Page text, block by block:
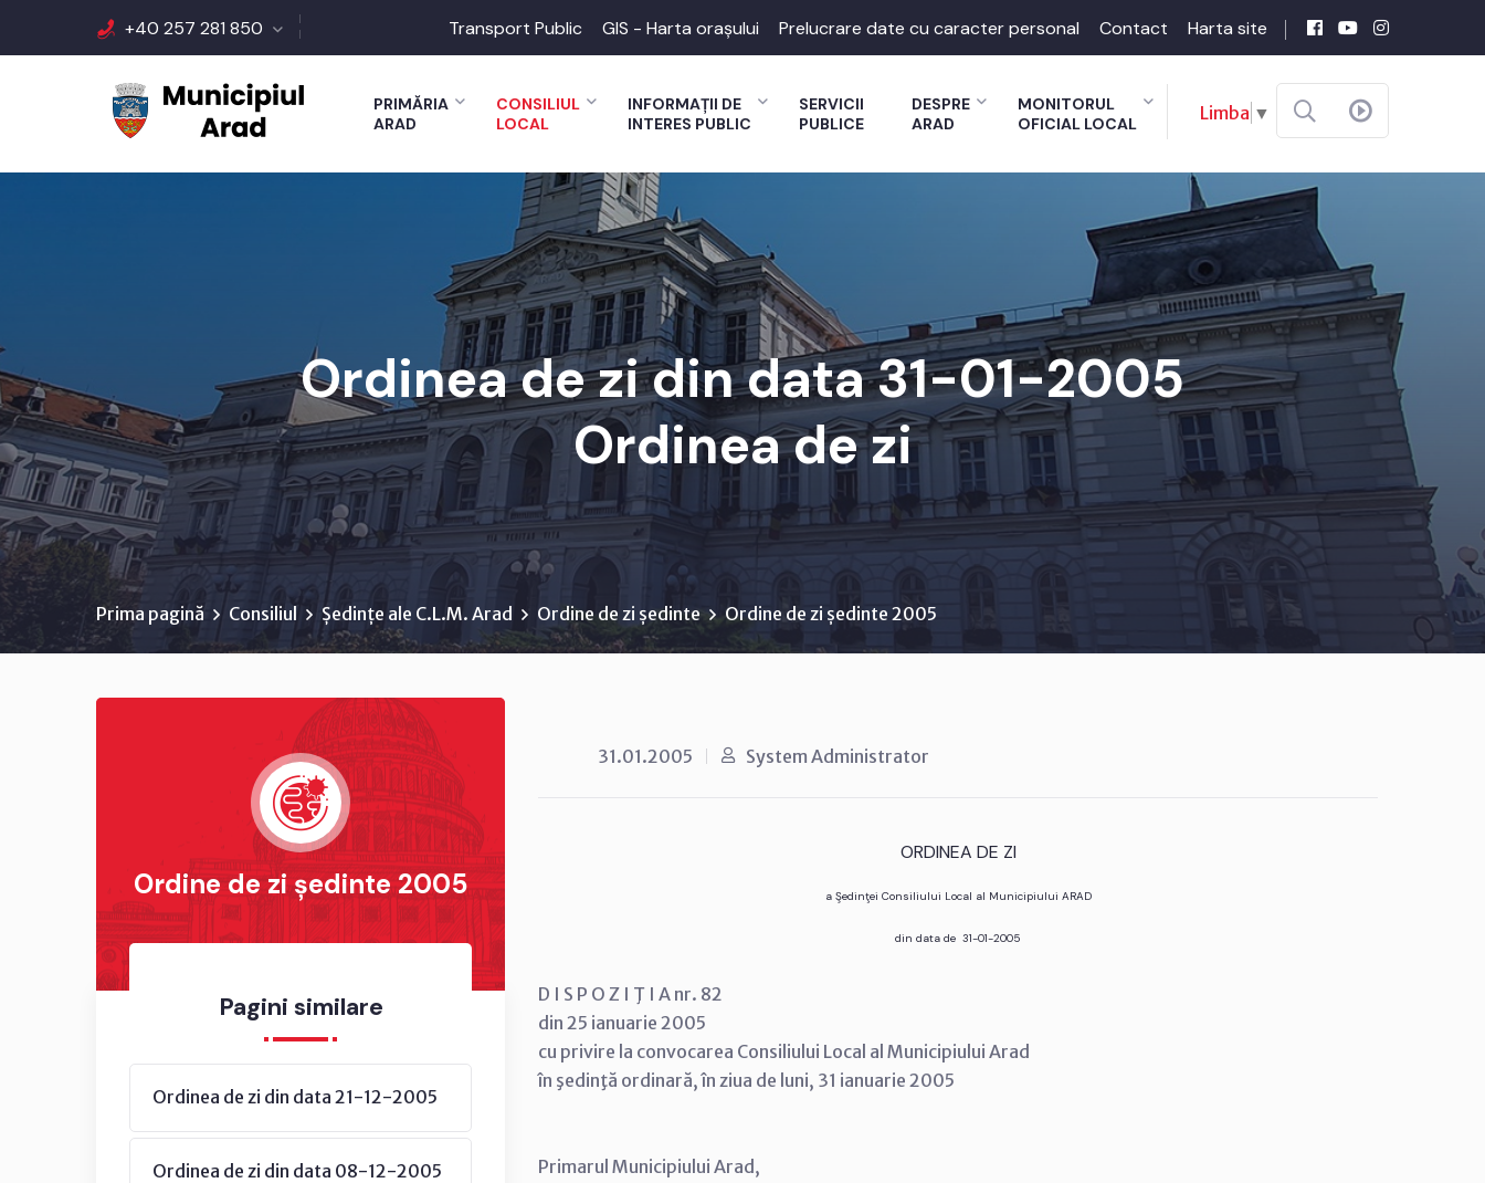
+40 257 281 850 Transport Public GIS - Harta orașului Prelucrare date cu caracter personal Contact Harta site
PRIMĂRIA
ARAD
CONSILIUL
LOCAL
INFORMAȚII DE
INTERES PUBLIC
SERVICII
PUBLICE
DESPRE
ARAD
MONITORUL
OFICIAL LOCAL
Limba ▼
Ordinea de zi din data 31-01-2005
Ordinea de zi
Prima pagină Consiliul Ședințe ale C.L.M. Arad Ordine de zi ședinte Ordine de zi ședinte 2005
Ordine de zi ședinte 2005
Pagini similare
Ordinea de zi din data 21-12-2005
Ordinea de zi din data 08-12-2005
31.01.2005 System Administrator
ORDINEA DE ZI
a Şedinţei Consiliului Local al Municipiului ARAD
din data de 31-01-2005
D I S P O Z I Ţ I A nr. 82
din 25 ianuarie 2005
cu privire la convocarea Consiliului Local al Municipiului Arad
în şedinţă ordinară, în ziua de luni, 31 ianuarie 2005
Primarul Municipiului Arad,